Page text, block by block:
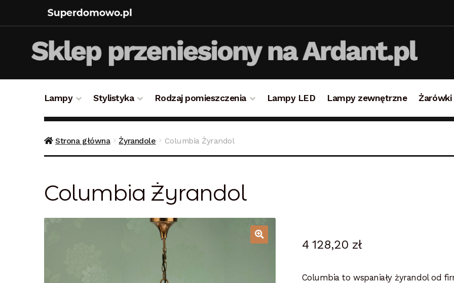
Lampy Stylistyka Rodzaj pomieszczenia Lampy LED Lampy zewnętrzne Żarówki
Strona główna Żyrandole Columbia Żyrandol
Columbia Żyrandol
4 128,20 zł
Columbia to wspaniały żyrandol od